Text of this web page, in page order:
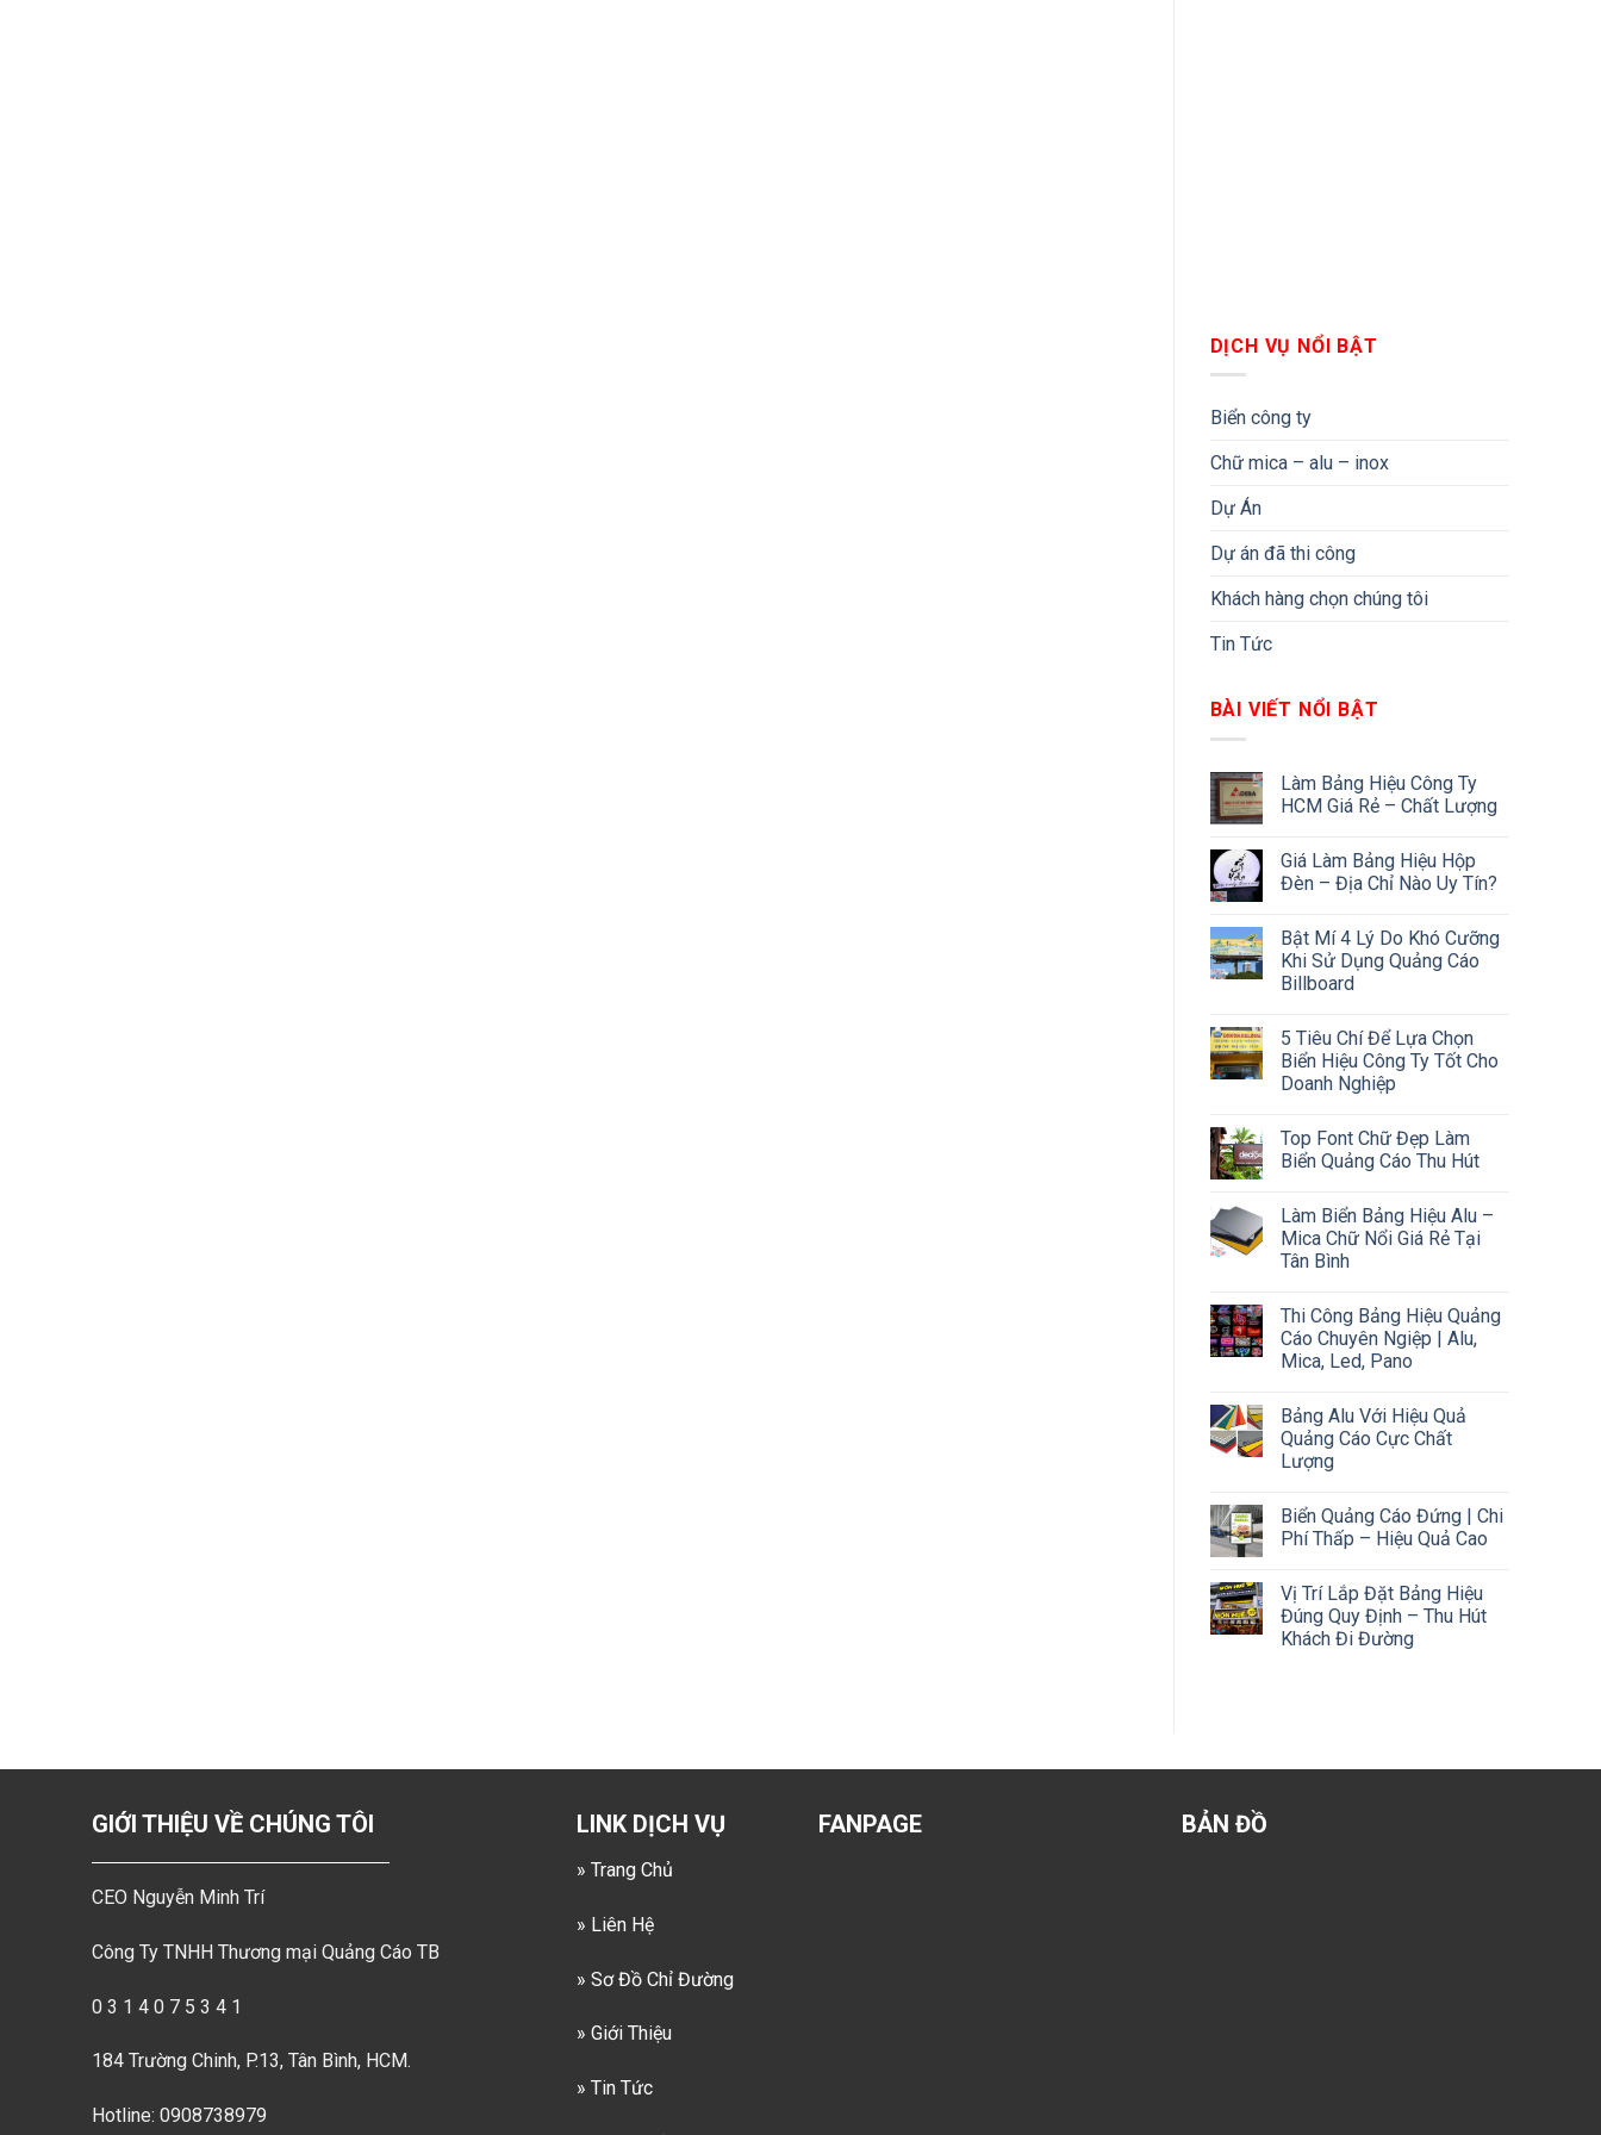
DỊCH VỤ NỔI BẬT
Biển công ty
Chữ mica – alu – inox
Dự Án
Dự án đã thi công
Khách hàng chọn chúng tôi
Tin Tức
BÀI VIẾT NỔI BẬT
Làm Bảng Hiệu Công Ty
HCM Giá Rẻ – Chất Lượng
Giá Làm Bảng Hiệu Hộp
Đèn – Địa Chỉ Nào Uy Tín?
Bật Mí 4 Lý Do Khó Cưỡng
Khi Sử Dụng Quảng Cáo
Billboard
5 Tiêu Chí Để Lựa Chọn
Biển Hiệu Công Ty Tốt Cho
Doanh Nghiệp
Top Font Chữ Đẹp Làm
Biển Quảng Cáo Thu Hút
Làm Biển Bảng Hiệu Alu –
Mica Chữ Nổi Giá Rẻ Tại
Tân Bình
Thi Công Bảng Hiệu Quảng
Cáo Chuyên Ngiệp | Alu,
Mica, Led, Pano
Bảng Alu Với Hiệu Quả
Quảng Cáo Cực Chất
Lượng
Biển Quảng Cáo Đứng | Chi
Phí Thấp – Hiệu Quả Cao
Vị Trí Lắp Đặt Bảng Hiệu
Đúng Quy Định – Thu Hút
Khách Đi Đường
GIỚI THIỆU VỀ CHÚNG TÔI
CEO Nguyễn Minh Trí
Công Ty TNHH Thương mại Quảng Cáo TB
0 3 1 4 0 7 5 3 4 1
184 Trường Chinh, P.13, Tân Bình, HCM.
Hotline: 0908738979
LINK DỊCH VỤ
» Trang Chủ
» Liên Hệ
» Sơ Đồ Chỉ Đường
» Giới Thiệu
» Tin Tức
FANPAGE BẢN ĐỒ